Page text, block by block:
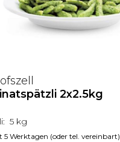
2x2.5kg
5 kg
5 Werktagen (oder tel. vereinbart)